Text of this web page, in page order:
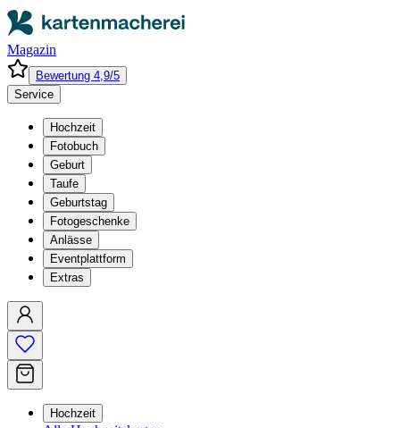
Magazin
Bewertung 4,9/5
Service
Hochzeit
Fotobuch
Geburt
Taufe
Geburtstag
Fotogeschenke
Anlässe
Eventplattform
Extras
Hochzeit